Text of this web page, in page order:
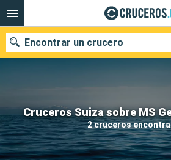
Cruceros Suiza sobre MS
2 cruceros
Encontrar un crucero
Nuestros destinos
Fecha de salida